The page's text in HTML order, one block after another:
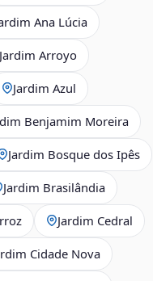
Ana Lúcia
Jardim Arroyo
Jardim Azul
Benjamim Moreira
Jardim Bosque dos Ipês
Jardim Brasilândia
Jardim Cedral
Cidade Nova